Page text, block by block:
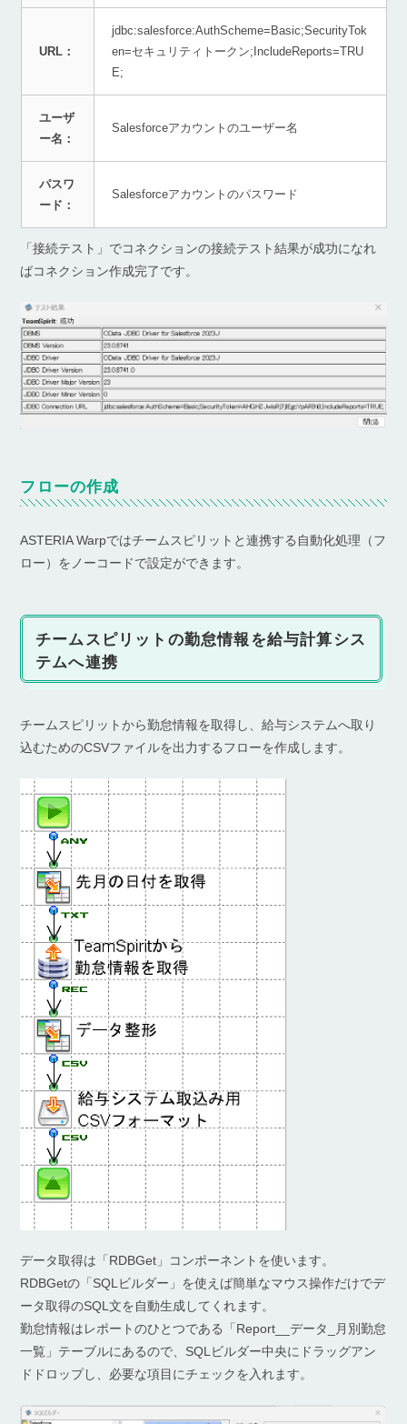
URL：
jdbc:salesforce:AuthScheme=Basic;SecurityTok
en=セキュリティトークン;IncludeReports=TRU
E;
ユーザ
ー名：
Salesforceアカウントのユーザー名
パスワ
ード：
Salesforceアカウントのパスワード
「接続テスト」でコネクションの接続テスト結果が成功になれ
ばコネクション作成完了です。
フローの作成
ASTERIA Warpではチームスピリットと連携する自動化処理（フ
ロー）をノーコードで設定ができます。
チームスピリットの勤怠情報を給与計算シス
テムへ連携
チームスピリットから勤怠情報を取得し、給与システムへ取り
込むためのCSVファイルを出力するフローを作成します。
データ取得は「RDBGet」コンポーネントを使います。
RDBGetの「SQLビルダー」を使えば簡単なマウス操作だけでデ
ータ取得のSQL文を自動生成してくれます。
勤怠情報はレポートのひとつである「Report__データ_月別勤怠
一覧」テーブルにあるので、SQLビルダー中央にドラッグアン
ドドロップし、必要な項目にチェックを入れます。